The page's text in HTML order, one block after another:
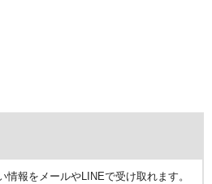
報をメールやLINEで受け取れます。